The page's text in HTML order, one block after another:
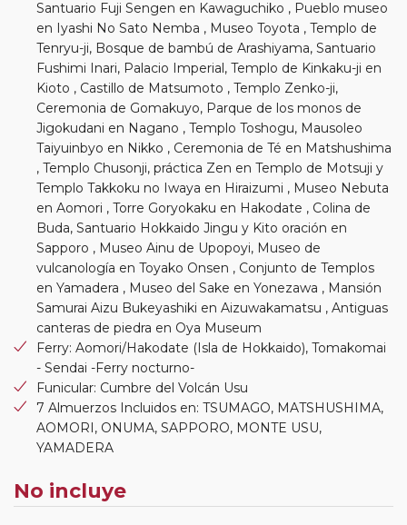
Santuario Fuji Sengen en Kawaguchiko , Pueblo museo
en Iyashi No Sato Nemba , Museo Toyota , Templo de
Tenryu-ji, Bosque de bambú de Arashiyama, Santuario
Fushimi Inari, Palacio Imperial, Templo de Kinkaku-ji en
Kioto , Castillo de Matsumoto , Templo Zenko-ji,
Ceremonia de Gomakuyo, Parque de los monos de
Jigokudani en Nagano , Templo Toshogu, Mausoleo
Taiyuinbyo en Nikko , Ceremonia de Té en Matshushima
, Templo Chusonji, práctica Zen en Templo de Motsuji y
Templo Takkoku no Iwaya en Hiraizumi , Museo Nebuta
en Aomori , Torre Goryokaku en Hakodate , Colina de
Buda, Santuario Hokkaido Jingu y Kito oración en
Sapporo , Museo Ainu de Upopoyi, Museo de
vulcanología en Toyako Onsen , Conjunto de Templos
en Yamadera , Museo del Sake en Yonezawa , Mansión
Samurai Aizu Bukeyashiki en Aizuwakamatsu , Antiguas
canteras de piedra en Oya Museum
Ferry: Aomori/Hakodate (Isla de Hokkaido), Tomakomai
- Sendai -Ferry nocturno-
Funicular: Cumbre del Volcán Usu
7 Almuerzos Incluidos en: TSUMAGO, MATSHUSHIMA,
AOMORI, ONUMA, SAPPORO, MONTE USU,
YAMADERA
No incluye